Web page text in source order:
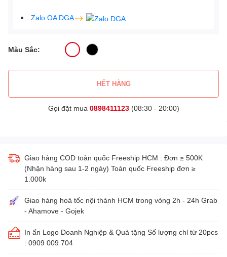
Zalo:OA DGA
Màu Sắc:
HẾT HÀNG
Gọi đặt mua 0898411123(08:30 - 20:00)
Giao hàng COD toàn quốc Freeship HCM : Đơn ≥ 500K
(Nhận hàng sau 1-2 ngày) Toàn quốc Freeship đơn ≥
1.000k
Giao hàng hoả tốc nội thành HCM trong vòng 2h - 24h Grab
- Ahamove - Gojek
In ấn Logo Doanh Nghiệp & Quà tặng Số lượng chỉ từ 20pcs
: 0909 009 704